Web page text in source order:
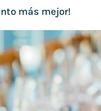
más mejor!